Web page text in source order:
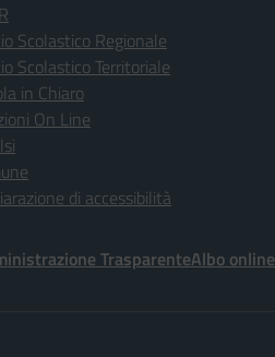
Scolastico Regionale
Scolastico Territoriale
in Chiaro
On Line
di accessibilità
TrasparenteAlbo online